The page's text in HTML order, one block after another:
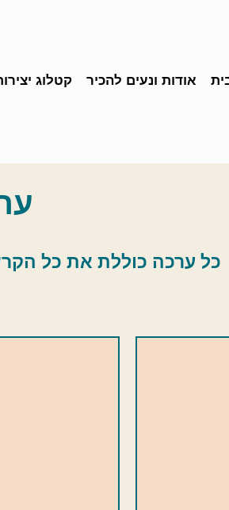
אודות ונעים להכיר קטלוג
כל ערכה כוללת את כל